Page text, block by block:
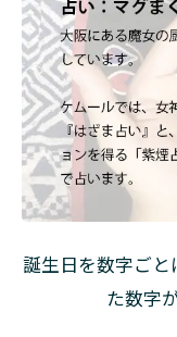
誕生日を数字ごと
た数字